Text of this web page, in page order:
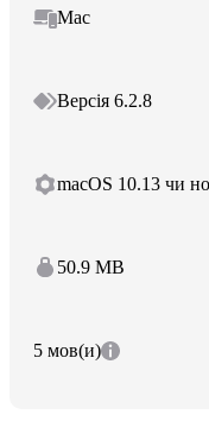
Mac
Версія 6.2.8
macOS 10.13 чи
50.9 MB
5 мов(и)